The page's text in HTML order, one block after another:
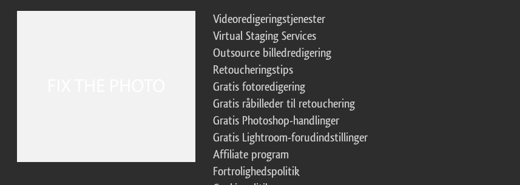
Videoredigeringstjenester
Virtual Staging Services
Outsource billedredigering
Retoucheringstips
Gratis fotoredigering
Gratis råbilleder til retouchering
Gratis Photoshop-handlinger
Gratis Lightroom-forudindstillinger
Affiliate program
Fortrolighedspolitik